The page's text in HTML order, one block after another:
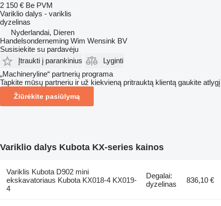
2 150 € Be PVM
Variklio dalys - variklis
dyzelinas
Nyderlandai, Dieren
Handelsonderneming Wim Wensink BV
Susisiekite su pardavėju
Įtraukti į parankinius
Lyginti
„Machineryline“ partnerių programa
Tapkite mūsų partneriu ir už kiekvieną pritrauktą klientą gaukite atlygį
Žiūrėkite pasiūlymą
Variklio dalys Kubota KX-series kainos
Variklis Kubota D902 mini
ekskavatoriaus Kubota KX018-4 KX019-
4
Degalai:
dyzelinas
836,10 €